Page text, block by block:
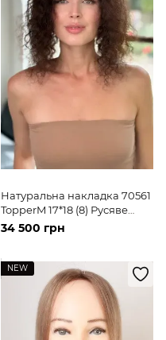
Натуральна накладка 70561
TopperM 17*18 (8) Русяве
волосся середньої довжини
34 500 грн
NEW